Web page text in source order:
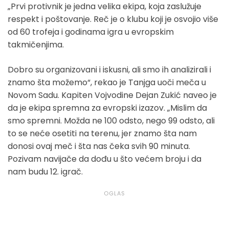
„Prvi protivnik je jedna velika ekipa, koja zaslužuje
respekt i poštovanje. Reč je o klubu koji je osvojio više
od 60 trofeja i godinama igra u evropskim
takmičenjima.
Dobro su organizovani i iskusni, ali smo ih analizirali i
znamo šta možemo“, rekao je Tanjga uoči meča u
Novom Sadu. Kapiten Vojvodine Dejan Zukić naveo je
da je ekipa spremna za evropski izazov. „Mislim da
smo spremni. Možda ne 100 odsto, nego 99 odsto, ali
to se neće osetiti na terenu, jer znamo šta nam
donosi ovaj meč i šta nas čeka svih 90 minuta.
Pozivam navijače da dođu u što većem broju i da
nam budu 12. igrač.